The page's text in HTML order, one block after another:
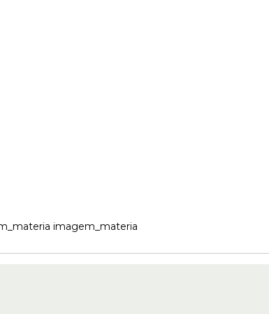
imagem_materia